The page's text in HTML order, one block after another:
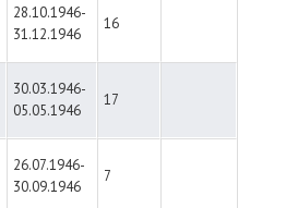
28.10.1946-
31.12.1946
16
30.03.1946-
05.05.1946
17
26.07.1946-
30.09.1946
7